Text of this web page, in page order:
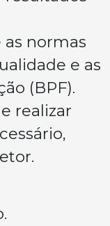
normas
e as
(BPF).
realizar